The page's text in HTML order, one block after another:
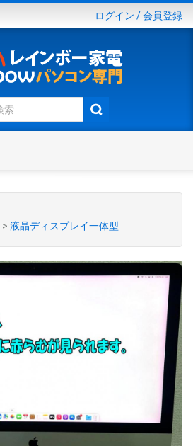
ログイン /会員登録
> 液晶ディスプレイ一体型